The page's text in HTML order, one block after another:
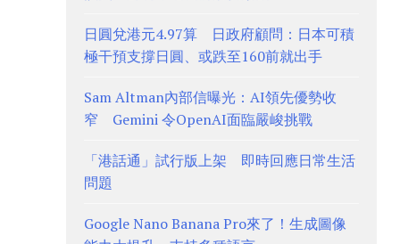
日圓兌港元4.97算 日政府顧問：日本可積
極干預支撐日圓、或跌至160前就出手
Sam Altman內部信曝光：AI領先優勢收
窄 Gemini 令OpenAI面臨嚴峻挑戰
「港話通」試行版上架 即時回應日常生活
問題
Google Nano Banana Pro來了！生成圖像